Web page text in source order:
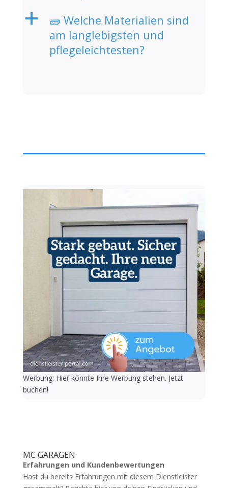
a
🧱 Welche Materialien sind
am langlebigsten und
pflegeleichtesten?
Werbung: Hier könnte Ihre Werbung stehen. Jetzt
buchen!
MC GARAGEN
Erfahrungen und Kundenbewertungen
Hast du bereits Erfahrungen mit diesem Dienstleister